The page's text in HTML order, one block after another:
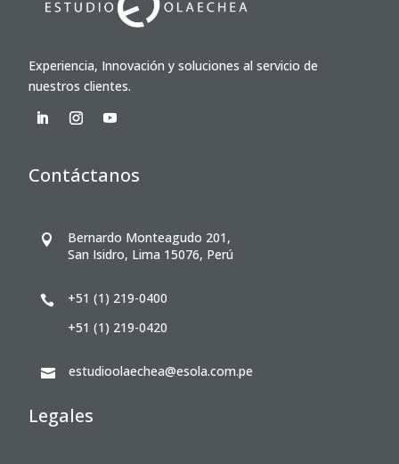
Experiencia, Innovación y soluciones al servicio de
nuestros clientes.
Contáctanos

Bernardo Monteagudo 201,
San Isidro, Lima 15076, Perú

+51 (1) 219-0400
+51 (1) 219-0420
 estudioolaechea@esola.com.pe
Legales